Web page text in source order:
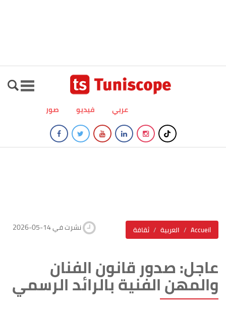
صور فيديو عربي
ثقافة العربية Accueil 2026-05-14 نشرت في
عاجل: صدور قانون الفنان
والمهن الفنية بالرائد الرسمي